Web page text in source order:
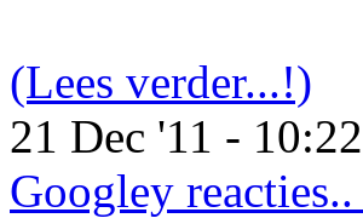
(Lees verder...!)
21 Dec '11 -
Googley reacties..